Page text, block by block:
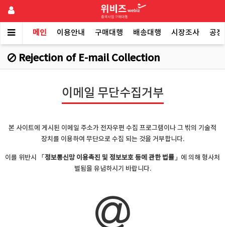
메인 이용안내 구매대행 배송대행 시장조사 공
Rejection of E-mail Collection
이메일 무단수집거부
본 사이트에 게시된 이메일 주소가 전자우편 수집 프로그램이나 그 밖의 기술적
장치를 이용하여 무단으로 수집 되는 것을 거부합니다.
이를 위반시 「정보통신망 이용촉진 및 정보보호 등에 관한 법률」 에 의해 형사처
벌됨을 유념하시기 바랍니다.